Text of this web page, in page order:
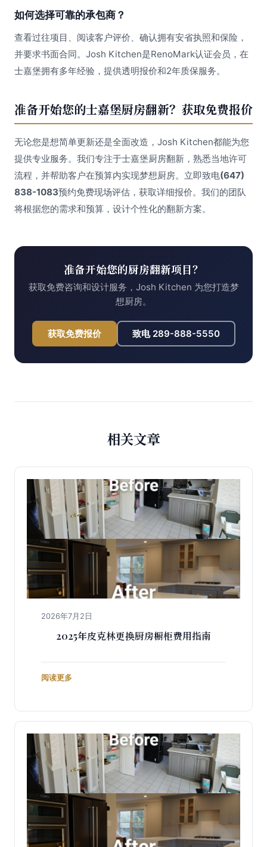
如何选择可靠的承包商？
查看过往项目、阅读客户评价、确认拥有安省执照和保险，
并要求书面合同。Josh Kitchen是RenoMark认证会员，在
士嘉堡拥有多年经验，提供透明报价和2年质保服务。
准备开始您的士嘉堡厨房翻新？获取免费报价
无论您是想简单更新还是全面改造，Josh Kitchen都能为您
提供专业服务。我们专注于士嘉堡厨房翻新，熟悉当地许可
流程，并帮助客户在预算内实现梦想厨房。立即致电(647)
838-1083预约免费现场评估，获取详细报价。我们的团队
将根据您的需求和预算，设计个性化的翻新方案。
准备开始您的厨房翻新项目？
获取免费咨询和设计服务，Josh Kitchen 为您打造梦
想厨房。
获取免费报价 致电 289-888-5550
相关文章
2026年7月2日
2025年皮克林更换厨房橱柜费用指南
阅读更多